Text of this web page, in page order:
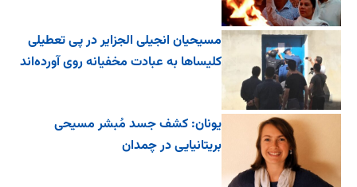
مسیحیان انجیلی الجزایر در پی تعطیلی
کلیساها به عبادت مخفیانه روی آورده‌اند
یونان: کشف جسد مُبشر مسیحی
بریتانیایی در چمدان